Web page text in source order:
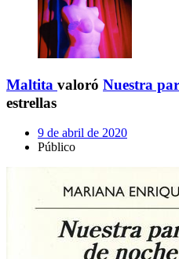
Maltita valoró Nuestra
estrellas
9 de abril de 2020
Público